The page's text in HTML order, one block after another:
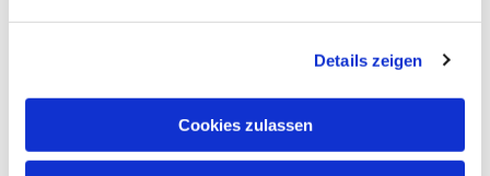
Details zeigen
Cookies zulassen
Pfarrei St. Martin
Wallfahrten